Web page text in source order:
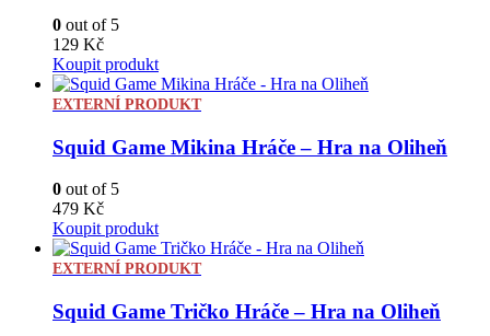
0 out of 5
129 Kč
Koupit produkt
EXTERNÍ PRODUKT
Squid Game Mikina Hráče – Hra na Oliheň
0 out of 5
479 Kč
Koupit produkt
EXTERNÍ PRODUKT
Squid Game Tričko Hráče – Hra na Oliheň